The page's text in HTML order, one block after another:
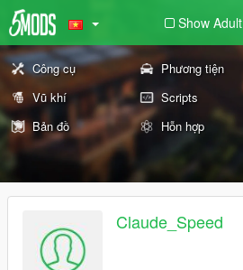
Show Adult
Công cụ Phương tiện
Vũ khí
Scripts
Bản đồ
Hỗn hợp
Claude_Speed